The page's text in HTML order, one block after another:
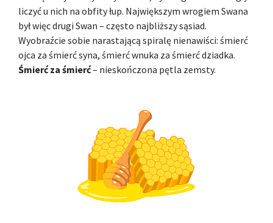
liczyć u nich na obfity łup. Największym wrogiem Swana
był więc drugi Swan – często najbliższy sąsiad.
Wyobraźcie sobie narastającą spiralę nienawiści: śmierć
ojca za śmierć syna, śmierć wnuka za śmierć dziadka.
Śmierć za śmierć– nieskończona pętla zemsty.